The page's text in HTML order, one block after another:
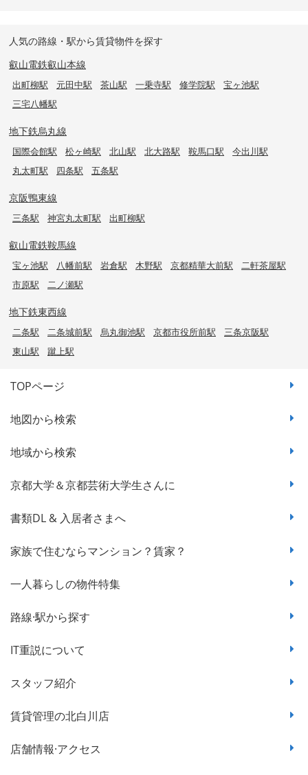
人気の路線・駅から賃貸物件を探す
叡山電鉄叡山本線
出町柳駅 元田中駅 茶山駅 一乗寺駅 修学院駅
宝ヶ池駅
三宅八幡駅
地下鉄烏丸線
国際会館駅 松ヶ崎駅 北山駅 北大路駅 鞍馬口駅
今出川駅
丸太町駅
四条駅 五条駅
京阪鴨東線
三条駅 神宮丸太町駅 出町柳駅
叡山電鉄鞍馬線
宝ヶ池駅 八幡前駅 岩倉駅 木野駅 京都精華大前駅
二軒茶屋駅
市原駅
二ノ瀬駅
地下鉄東西線
二条駅 二条城前駅 烏丸御池駅 京都市役所前駅
三条京阪駅
東山駅
蹴上駅
TOPページ
地図から検索
地域から検索
京都大学＆京都芸術大学生さんに
書類DL & 入居者さまへ
家族で住むならマンション？賃家？
一人暮らしの物件特集
路線·駅から探す
IT重説について
スタッフ紹介
賃貸管理の北白川店
店舗情報·アクセス